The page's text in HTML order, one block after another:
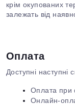
крім окупованих
залежать від
Оплата
Доступні наступні
Оплата при
Онлайн-